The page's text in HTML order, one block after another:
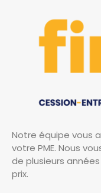
Notre équipe vous
votre PME. Nous
de plusieurs
prix.